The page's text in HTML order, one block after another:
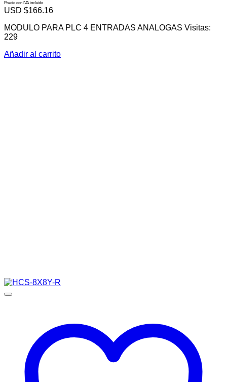
Precio con IVA incluido
USD $166.16
MODULO PARA PLC 4 ENTRADAS ANALOGAS Visitas:
229
Añadir al carrito